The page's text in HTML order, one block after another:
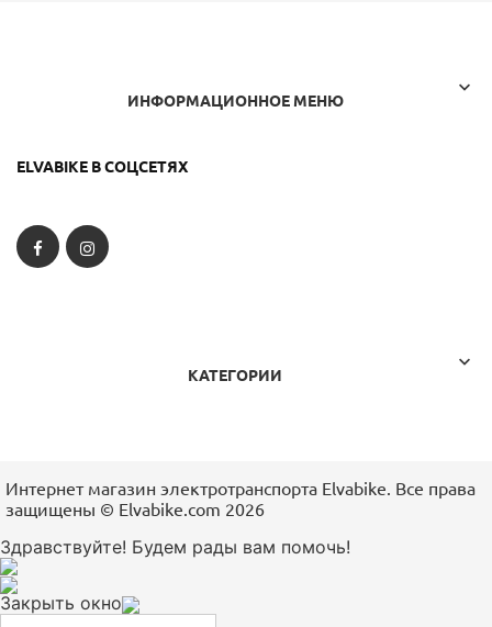
ИНФОРМАЦИОННОЕ МЕНЮ

ELVABIKE В СОЦСЕТЯХ
КАТЕГОРИИ

Интернет магазин электротранспорта Elvabike. Все права
защищены ©️ Elvabike.com 2026
Здравствуйте! Будем рады вам помочь!
Закрыть окно